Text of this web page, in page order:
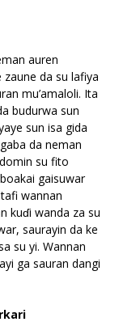
auren
da su lafiya
mu’amaloli. Ita
budurwa sun
sun isa gida
da neman
su fito
gaisuwar
wannan
kuɗi wanda za su
saurayin da ke
su yi. Wannan
ga sauran dangi